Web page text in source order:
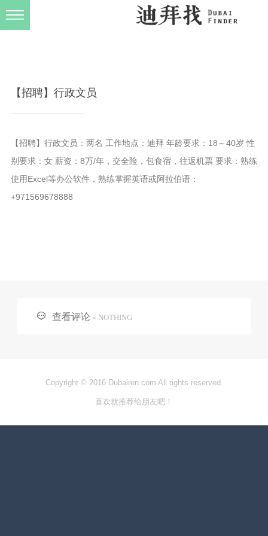
【招聘】行政文员
【招聘】行政文员：两名 工作地点：迪拜 年龄要求：18～40岁 性
别要求：女 薪资：8万/年，交全险，包食宿，往返机票 要求：熟练
使用Excel等办公软件，熟练掌握英语或阿拉伯语：
+971569678888
 查看评论 - NOTHING
Copyright © 2016 Dubairen.com All rights reserved.
喜欢就推荐给朋友吧！